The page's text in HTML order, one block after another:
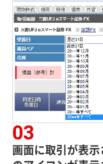
画面に取引が表示